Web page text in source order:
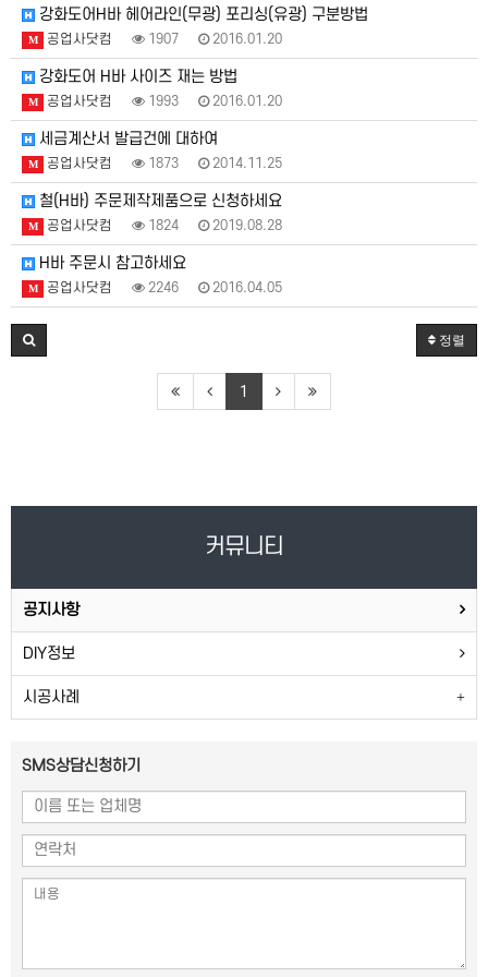
강화도어H바 헤어라인(무광) 포리싱(유광) 구분방법
M 공업사닷컴 1907 2016.01.20
강화도어 H바 사이즈 재는 방법
M 공업사닷컴 1993 2016.01.20
세금계산서 발급건에 대하여
M 공업사닷컴 1873 2014.11.25
철(H바) 주문제작제품으로 신청하세요
M 공업사닷컴 1824 2019.08.28
H바 주문시 참고하세요
M 공업사닷컴 2246 2016.04.05
정렬
1
커뮤니티
공지사항
DIY정보
시공사례
SMS상담신청하기